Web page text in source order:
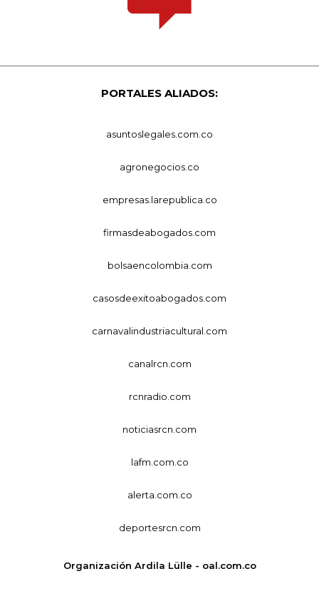
PORTALES ALIADOS:
asuntoslegales.com.co
agronegocios.co
empresas.larepublica.co
firmasdeabogados.com
bolsaencolombia.com
casosdeexitoabogados.com
carnavalindustriacultural.com
canalrcn.com
rcnradio.com
noticiasrcn.com
lafm.com.co
alerta.com.co
deportesrcn.com
Organización Ardila Lülle - oal.com.co